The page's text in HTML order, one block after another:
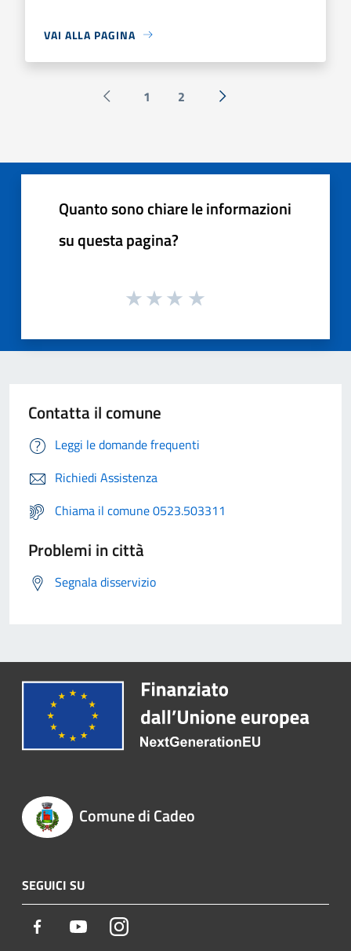
VAI ALLA PAGINA
Pagina precedente
1 2 Successiva »
Quanto sono chiare le informazioni
su questa pagina?
Contatta il comune
Leggi le domande frequenti
Richiedi Assistenza
Chiama il comune 0523.503311
Problemi in città
Segnala disservizio
Comune di Cadeo
SEGUICI SU
Facebook YoutubeInstagram